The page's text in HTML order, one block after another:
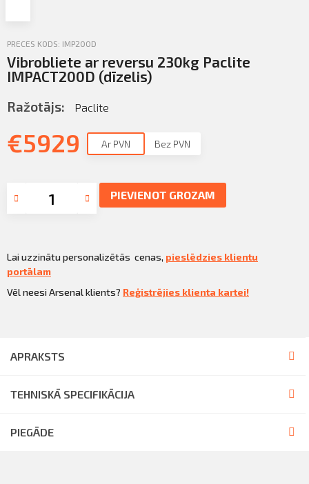
Iziet
PIETEIKTIES
PRECES KODS: IMP200D
Vibrobliete ar reversu 230kg Paclite
IMPACT200D (dīzelis)
Ražotājs: Paclite
€5929 Ar PVN Bez PVN
PIEVIENOT GROZAM
Lai uzzinātu personalizētās cenas, pieslēdzies klientu
portālam
Vēl neesi Arsenal klients? Reģistrējies klienta kartei!
APRAKSTS
TEHNISKĀ SPECIFIKĀCIJA
PIEGĀDE